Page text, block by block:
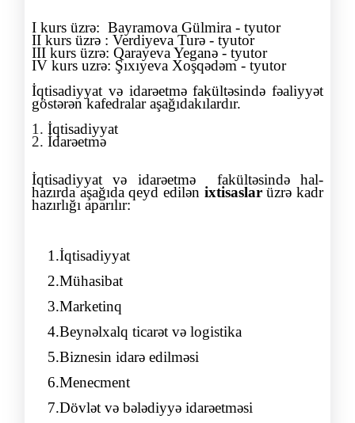
I kurs üzrə: Bayramova Gülmira - tyutor
II kurs üzrə : Verdiyeva Turə - tyutor
III kurs üzrə: Qarayeva Yeganə - tyutor
IV kurs uzrə: Şıxıyeva Xoşqədəm - tyutor
İqtisadiyyat və idarəetmə fakültəsində fəaliyyət
göstərənkafedralaraşağıdakılardır.
1. İqtisadiyyat
2. İdarəetmə
İqtisadiyyat və idarəetmə fakültəsində hal-
hazırda aşağıda qeyd edilən ixtisaslarüzrə kadr
hazırlığı aparılır:
1.İqtisadiyyat
2.Mühasibat
3.Marketinq
4.Beynəlxalq ticarət və logistika
5.Biznesin idarə edilməsi
6.Menecment
7.Dövlət və bələdiyyə idarəetməsi